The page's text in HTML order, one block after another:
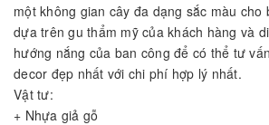
một không gian cây đa dạng sắc màu cho
dựa trên gu thẩm mỹ của khách hàng và
hướng nắng của ban công để có thể tư
decor đẹp nhất với chi phí hợp lý nhất.
Vật tư:
+ Nhựa giả gỗ